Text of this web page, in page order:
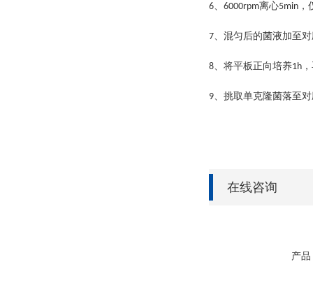
6、 6000rpm离心5min ，
7、混匀后的菌液加至
8、将平板正向培养1h
9、挑取单克隆菌落至
在线咨询
产品